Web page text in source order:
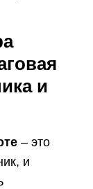
и
– это
и